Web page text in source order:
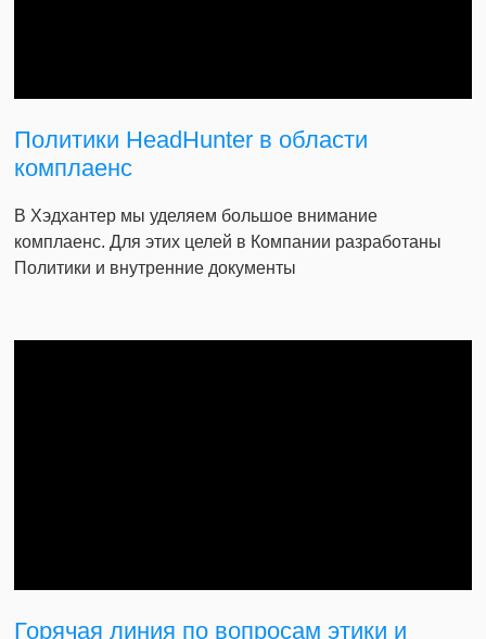
Политики HeadHunter в области
комплаенс
В Хэдхантер мы уделяем большое внимание
комплаенс. Для этих целей в Компании разработаны
Политики и внутренние документы
Горячая линия по вопросам этики и